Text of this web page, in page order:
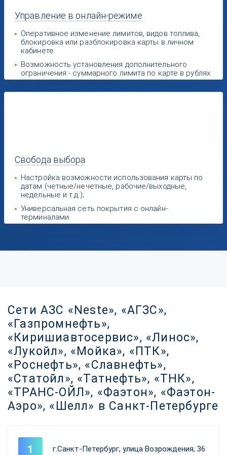
Управление в онлайн-режиме
Оперативное изменение лимитов, видов топлива,
блокировка или разблокировка карты в личном
кабинете
Возможность установления дополнительного
ограничения - суммарного лимита по карте в рублях
Свобода выбора
Настройка возможности использования карты по
датам (четные/нечетные, рабочие/выходные,
недельные и т.д.);
Универсальная сеть покрытия с онлайн-
терминалами.
Сети АЗС «Neste», «АГЗС»,
«Газпромнефть»,
«Киришиавтосервис», «Линос»,
«Лукойл», «Мойка», «ПТК»,
«Роснефть», «Славнефть»,
«Статойл», «Татнефть», «ТНК»,
«ТРАНС-ОЙЛ», «Фаэтон», «Фаэтон-
Аэро», «Шелл» в Санкт-Петербурге
г.Санкт-Петербург, улица Возрождения, 36